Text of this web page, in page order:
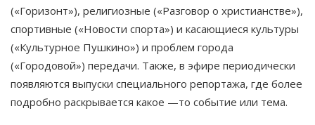
(«Горизонт»), религиозные («Разговор о христианстве»),
спортивные («Новости спорта») и касающиеся культуры
(«Культурное Пушкино») и проблем города
(«Городовой») передачи. Также, в эфире периодически
появляются выпуски специального репортажа, где более
подробно раскрывается какое —то событие или тема.